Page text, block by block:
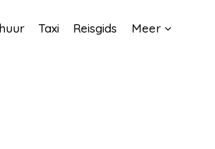
Taxi Reisgids Meer